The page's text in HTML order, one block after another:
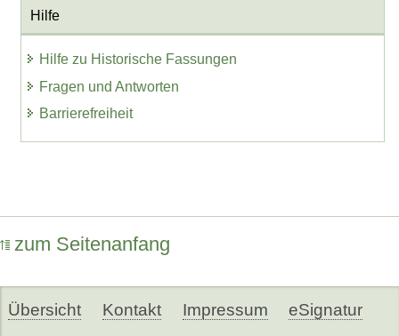
Hilfe
Hilfe zu Historische Fassungen
Fragen und Antworten
Barrierefreiheit
zum Seitenanfang
Übersicht Kontakt Impressum eSignatur